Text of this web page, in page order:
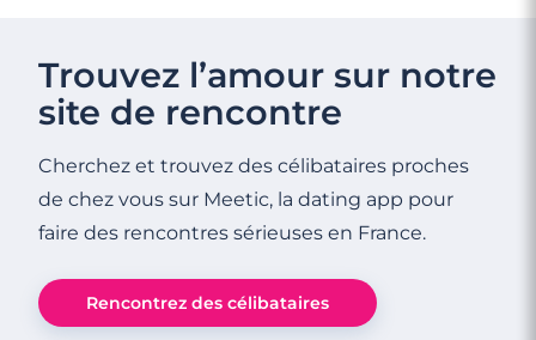
Trouvez l’amour sur notre
site de rencontre
Cherchez et trouvez des célibataires proches
de chez vous sur Meetic, la dating app pour
faire des rencontres sérieuses en France.
Rencontrez des célibataires